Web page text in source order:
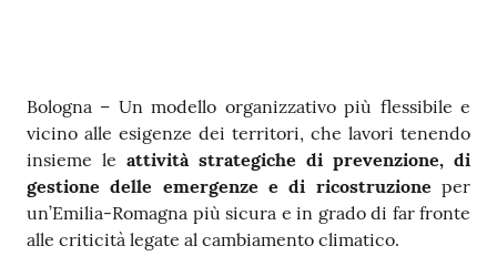
Contenuto
Bologna – Un modello organizzativo più flessibile e
vicino alle esigenze dei territori, che lavori tenendo
insieme le attività strategiche di prevenzione, di
gestione delle emergenze e di ricostruzione per
un’Emilia-Romagna più sicura e in grado di far fronte
alle criticità legate al cambiamento climatico.